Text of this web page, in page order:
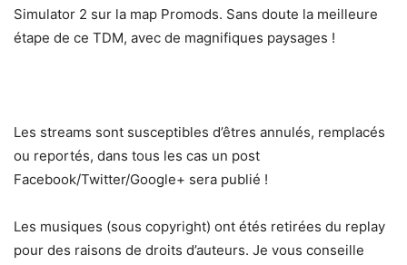
Simulator 2 sur la map Promods. Sans doute la meilleure
étape de ce TDM, avec de magnifiques paysages !
Les streams sont susceptibles d’êtres annulés, remplacés
ou reportés, dans tous les cas un post
Facebook/Twitter/Google+ sera publié !
Les musiques (sous copyright) ont étés retirées du replay
pour des raisons de droits d’auteurs. Je vous conseille